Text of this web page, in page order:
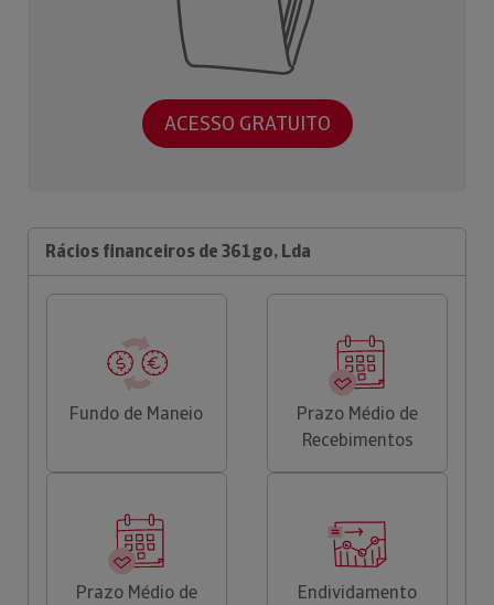
ACESSO GRATUITO
Rácios financeiros de 361go, Lda
Fundo de Maneio
Prazo Médio de
Recebimentos
Prazo Médio de
Endividamento